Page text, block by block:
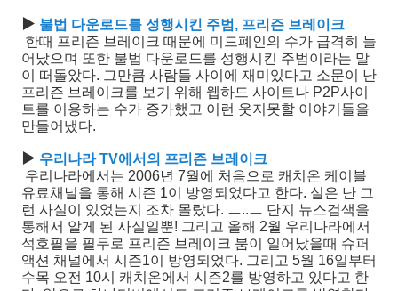
▶ 불법 다운로드를 성행시킨 주범, 프리즌 브레이크
한때 프리즌 브레이크 때문에 미드폐인의 수가 급격히 늘
어났으며 또한 불법 다운로드를 성행시킨 주범이라는 말
이 떠돌았다. 그만큼 사람들 사이에 재미있다고 소문이 난
프리즌 브레이크를 보기 위해 웹하드 사이트나 P2P사이
트를 이용하는 수가 증가했고 이런 웃지못할 이야기들을
만들어냈다.
▶ 우리나라 TV에서의 프리즌 브레이크
우리나라에서는 2006년 7월에 처음으로 캐치온 케이블
유료채널을 통해 시즌 1이 방영되었다고 한다. 실은 난 그
런 사실이 있었는지 조차 몰랐다. ㅡ..ㅡ 단지 뉴스검색을
통해서 알게 된 사실일뿐! 그리고 올해 2월 우리나라에서
석호필을 필두로 프리즌 브레이크 붐이 일어났을때 슈퍼
액션 채널에서 시즌1이 방영되었다. 그리고 5월 16일부터
수목 오전 10시 캐치온에서 시즌2를 방영하고 있다고 한